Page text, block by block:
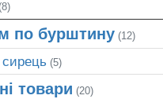
по бурштину(12)
(5)
товари (20)